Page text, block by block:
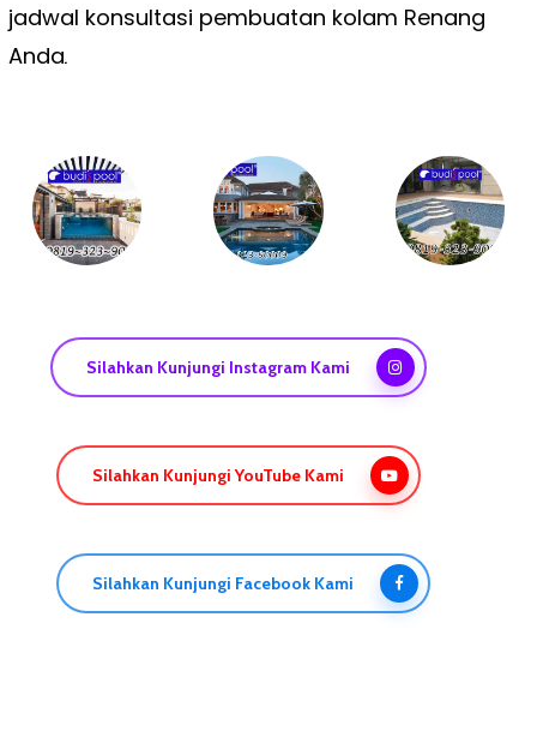
jadwal konsultasi pembuatan kolam Renang
Anda.
Silahkan Kunjungi Instagram Kami
Silahkan Kunjungi YouTube Kami
Silahkan Kunjungi Facebook Kami